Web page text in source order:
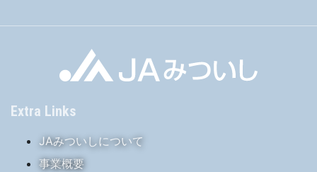
Extra Links
JAみついしについて
事業概要